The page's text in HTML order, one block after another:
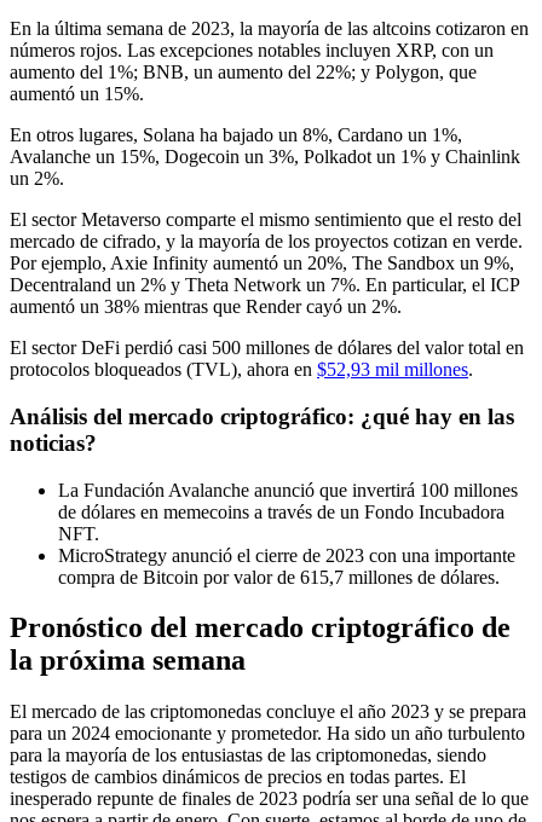
En la última semana de 2023, la mayoría de las altcoins cotizaron en
números rojos. Las excepciones notables incluyen XRP, con un
aumento del 1%; BNB, un aumento del 22%; y Polygon, que
aumentó un 15%.
En otros lugares, Solana ha bajado un 8%, Cardano un 1%,
Avalanche un 15%, Dogecoin un 3%, Polkadot un 1% y Chainlink
un 2%.
El sector Metaverso comparte el mismo sentimiento que el resto del
mercado de cifrado, y la mayoría de los proyectos cotizan en verde.
Por ejemplo, Axie Infinity aumentó un 20%, The Sandbox un 9%,
Decentraland un 2% y Theta Network un 7%. En particular, el ICP
aumentó un 38% mientras que Render cayó un 2%.
El sector DeFi perdió casi 500 millones de dólares del valor total en
protocolos bloqueados (TVL), ahora en $52,93 mil millones.
Análisis del mercado criptográfico: ¿qué hay en las
noticias?
La Fundación Avalanche anunció que invertirá 100 millones
de dólares en memecoins a través de un Fondo Incubadora
NFT.
MicroStrategy anunció el cierre de 2023 con una importante
compra de Bitcoin por valor de 615,7 millones de dólares.
Pronóstico del mercado criptográfico de
la próxima semana
El mercado de las criptomonedas concluye el año 2023 y se prepara
para un 2024 emocionante y prometedor. Ha sido un año turbulento
para la mayoría de los entusiastas de las criptomonedas, siendo
testigos de cambios dinámicos de precios en todas partes. El
inesperado repunte de finales de 2023 podría ser una señal de lo que